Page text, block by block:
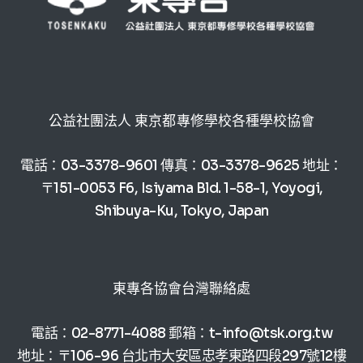
公益社團法人 東京都專修學校各種學校協會
電話：03-3378-9601 傳真：03-3378-9625 地址：
〒151-0053 F6, Isiyama Bld. 1-58-1, Yoyogi,
Shibuya-Ku, Tokyo, Japan
東專各協會台灣聯絡處
電話：02-8771-4088 郵箱：t-info@tsk.org.tw
地址：〒106-96 台北市大安區忠孝東路四段297號12樓